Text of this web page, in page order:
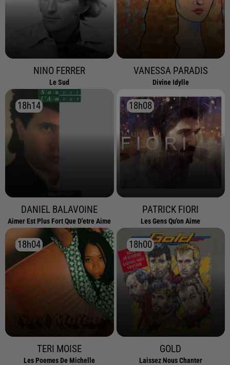
NINO FERRER
Le Sud
VANESSA PARADIS
Divine Idylle
18h14
18h14
DANIEL BALAVOINE
Aimer Est Plus Fort Que D'etre Aime
18h08
18h08
PATRICK FIORI
Les Gens Qu'on Aime
18h04
18h04
TERI MOISE
Les Poemes De Michelle
18h00
18h00
GOLD
Laissez Nous Chanter